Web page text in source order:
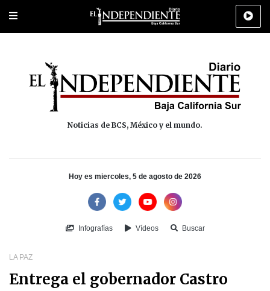
Portada Los Cabos Policiaca Deportes Cultura
Noticias de BCS, México y el mundo.
Hoy es miercoles, 5 de agosto de 2026
Infografías Vídeos Buscar
LA PAZ
Entrega el gobernador Castro